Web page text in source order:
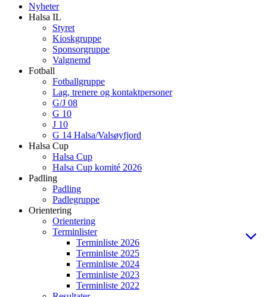
Nyheter
Halsa IL
Styret
Kioskgruppe
Sponsorgruppe
Valgnemd
Fotball
Fotballgruppe
Lag, trenere og kontaktpersoner
G/J 08
G 10
J 10
G 14 Halsa/Valsøyfjord
Halsa Cup
Halsa Cup
Halsa Cup komité 2026
Padling
Padling
Padlegruppe
Orientering
Orientering
Terminlister
Terminliste 2026
Terminliste 2025
Terminliste 2024
Terminliste 2023
Terminliste 2022